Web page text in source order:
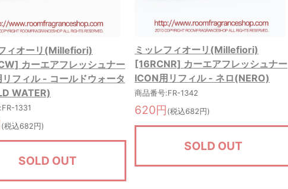
ィオーリ(Millefiori)
カーエアフレッシュナー
フィル - コールドウォータ
WATER)
1331
(税込682円)
SOLD OUT
ミッレフィオーリ(Millefiori)
[16RCNR] カーエアフレッシュナー
ICON用リフィル - ネロ(NERO)
商品番号:FR-1342
620円 (税込682円)
SOLD OUT